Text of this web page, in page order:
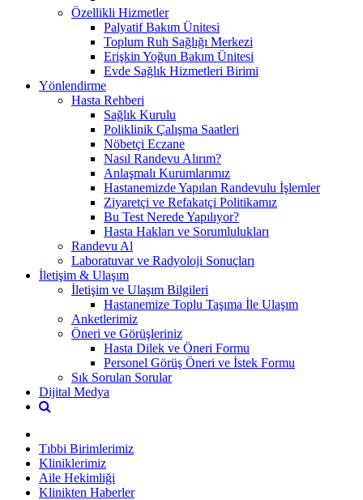
Özellikli Hizmetler
Palyatif Bakım Ünitesi
Toplum Ruh Sağlığı Merkezi
Erişkin Yoğun Bakım Ünitesi
Evde Sağlık Hizmetleri Birimi
Yönlendirme
Hasta Rehberi
Sağlık Kurulu
Poliklinik Çalışma Saatleri
Nöbetçi Eczane
Nasıl Randevu Alırım?
Anlaşmalı Kurumlarımız
Hastanemizde Yapılan Randevulu İşlemler
Ziyaretçi ve Refakatçi Politikamız
Bu Test Nerede Yapılıyor?
Hasta Hakları ve Sorumlulukları
Randevu Al
Laboratuvar ve Radyoloji Sonuçları
İletişim & Ulaşım
İletişim ve Ulaşım Bilgileri
Hastanemize Toplu Taşıma İle Ulaşım
Anketlerimiz
Öneri ve Görüşleriniz
Hasta Dilek ve Öneri Formu
Personel Görüş Öneri ve İstek Formu
Sık Sorulan Sorular
Dijital Medya
Tıbbi Birimlerimiz
Kliniklerimiz
Aile Hekimliği
Klinikten Haberler